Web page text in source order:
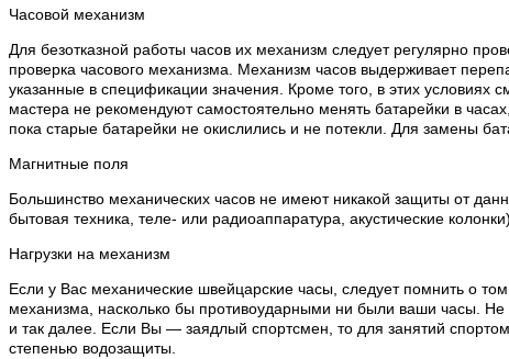
Часовой механизм
Для безотказной работы часов их механизм следует регулярно
проверка часового механизма. Механизм часов выдерживает
указанные в спецификации значения. Кроме того, в этих условиях
мастера не рекомендуют самостоятельно менять батарейки в
пока старые батарейки не окислились и не потекли. Для замены
Магнитные поля
Большинство механических часов не имеют никакой защиты от
бытовая техника, теле- или радиоаппаратура, акустические колонки).
Нагрузки на механизм
Если у Вас механические швейцарские часы, следует помнить о
механизма, насколько бы противоударными ни были ваши часы. Не
и так далее. Если Вы — заядлый спортсмен, то для занятий
степенью водозащиты.